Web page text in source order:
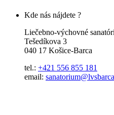
Kde nás nájdete ?
Liečebno-výchovné
Tešedíkova 3
040 17 Košice-Barca
tel.: +421 556 855 181
email: